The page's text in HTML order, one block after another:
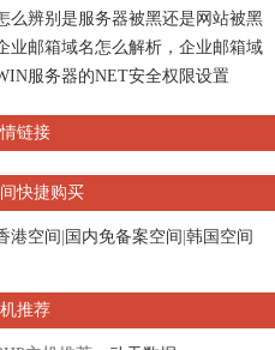
么辨别是服务器被黑还是网站被黑
业邮箱域名怎么解析，企业邮箱域
服务器的NET安全权限设置
链接
快捷购买
港空间 国内免备案空间 韩国空间
推荐